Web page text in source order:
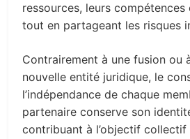
ressources, leurs
tout en partageant les risques
Contrairement à une fusion ou
nouvelle entité juridique, le
l’indépendance de chaque
partenaire conserve son
contribuant à l’objectif collectif